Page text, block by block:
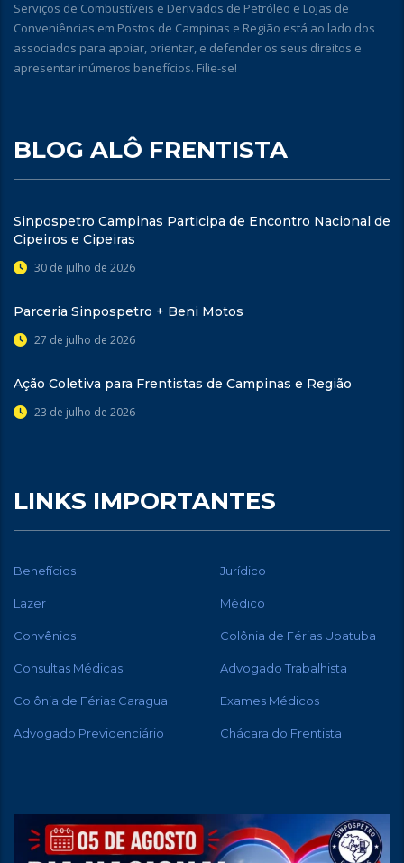
Serviços de Combustíveis e Derivados de Petróleo e Lojas de
Conveniências em Postos de Campinas e Região está ao lado dos
associados para apoiar, orientar, e defender os seus direitos e
apresentar inúmeros benefícios. Filie-se!
BLOG ALÔ FRENTISTA
Sinpospetro Campinas Participa de Encontro Nacional de
Cipeiros e Cipeiras
30 de julho de 2026
Parceria Sinpospetro + Beni Motos
27 de julho de 2026
Ação Coletiva para Frentistas de Campinas e Região
23 de julho de 2026
LINKS IMPORTANTES
Benefícios Jurídico
Lazer Médico
Convênios Colônia de Férias Ubatuba
Consultas Médicas Advogado Trabalhista
Colônia de Férias Caragua Exames Médicos
Advogado Previdenciário Chácara do Frentista